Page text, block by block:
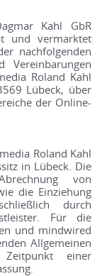
Kahl GbR
und vermarktet
nachfolgenden
Vereinbarungen
Roland Kahl
Lübeck, über
der Online-
Roland Kahl
in Lübeck. Die
von
die Einziehung
durch
Für die
und mindwired
Allgemeinen
einer